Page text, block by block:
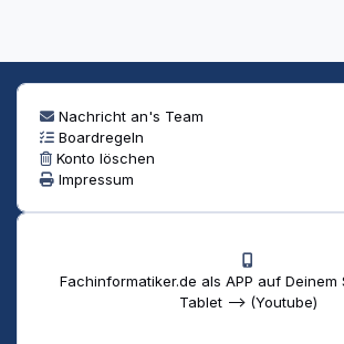
Nachricht an's Team
Boardregeln
Konto löschen
Impressum
Fachinformatiker.de als APP auf Deinem
Tablet --> (Youtube)